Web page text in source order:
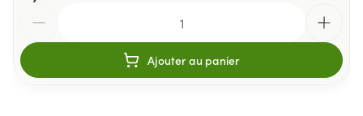
Ajouter au panier